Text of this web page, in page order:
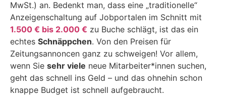
MwSt.) an. Bedenkt man, dass eine „traditionelle“
Anzeigenschaltung auf Jobportalen im Schnitt mit
1.500 € bis 2.000 € zu Buche schlägt, ist das ein
echtes Schnäppchen. Von den Preisen für
Zeitungsannoncen ganz zu schweigen! Vor allem,
wenn Sie sehr viele neue Mitarbeiter*innen suchen,
geht das schnell ins Geld – und das ohnehin schon
knappe Budget ist schnell aufgebraucht.